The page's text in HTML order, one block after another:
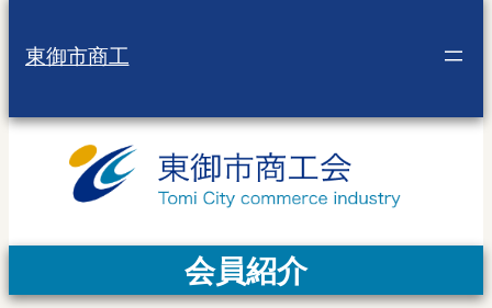
東御市商工
会員紹介